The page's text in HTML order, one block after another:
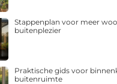
Stappenplan voor meer
buitenplezier
Praktische gids voor
buitenruimte